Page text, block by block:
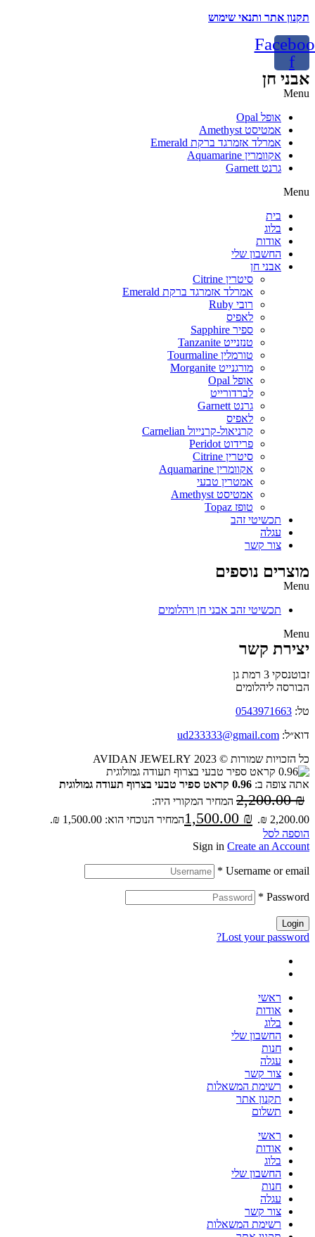
תקנון אתר ותנאי שימוש
f
אבני חן
Menu
אופל Opal
אמטיסט Amethyst
אמרלד אזמרגד ברקת Emerald
אקוומרין Aquamarine
גרנט Garnett
Menu
בית
בלוג
אודות
החשבון שלי
אבני חן
סיטרין Citrine
אמרלד אזמרגד ברקת Emerald
רובי Ruby
לאפיס
ספיר Sapphire
טנזנייט Tanzanite
טורמלין Tourmaline
מורגנייט Morganite
אופל Opal
לברדורייט
גרנט Garnett
לאפיס
קרניאול-קרנייול Carnelian
פרידוט Peridot
סיטרין Citrine
אקוומרין Aquamarine
אמטרין טבעי
אמטיסט Amethyst
טופז Topaz
תכשיטי זהב
עגלה
צור קשר
מוצרים נוספים
Menu
תכשיטי זהב אבני חן ויהלומים
Menu
יצירת קשר
זבוטנסקי 3 רמת גן
הבורסה ליהלומים
טל: 0543971663
דוא״ל: ud233333@gmail.com
כל הזכויות שמורות © 2023 AVIDAN JEWELRY
אתה צופה ב: 0.96 קראט ספיר טבעי בצרוף תעודה גמולוגית
2,200.00₪
המחיר המקורי היה:
2,200.00 ₪.
1,500.00 ₪
המחיר הנוכחי הוא: 1,500.00 ₪.
הוספה לסל
Sign in Create an Account
Username or email
*
Password
*
Login
Lost your password?
ראשי
אודות
בלוג
החשבון שלי
חנות
עגלה
צור קשר
רשימת המשאלות
תקנון אתר
תשלום
ראשי
אודות
בלוג
החשבון שלי
חנות
עגלה
צור קשר
רשימת המשאלות